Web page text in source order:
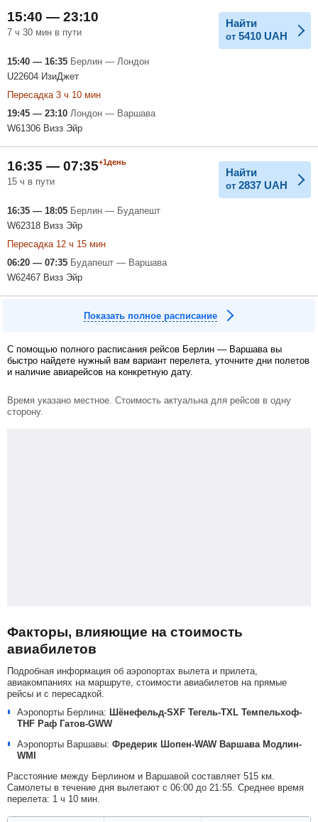
15:40 — 23:10
7 ч 30 мин в пути
Найти
от 5410 UAH
15:40 — 16:35 Берлин — Лондон
U22604 ИзиДжет
Пересадка 3 ч 10 мин
19:45 — 23:10 Лондон — Варшава
W61306 Визз Эйр
16:35 — 07:35+1день
15 ч в пути
Найти
от 2837 UAH
16:35 — 18:05 Берлин — Будапешт
W62318 Визз Эйр
Пересадка 12 ч 15 мин
06:20 — 07:35 Будапешт — Варшава
W62467 Визз Эйр
Показать полное расписание
С помощью полного расписания рейсов Берлин — Варшава вы
быстро найдете нужный вам вариант перелета, уточните дни полетов
и наличие авиарейсов на конкретную дату.
Время указано местное. Стоимость актуальна для рейсов в одну
сторону.
Факторы, влияющие на стоимость
авиабилетов
Подробная информация об аэропортах вылета и прилета,
авиакомпаниях на маршруте, стоимости авиабилетов на прямые
рейсы и с пересадкой.
Аэропорты Берлина: Шёнефельд-SXF Тегель-TXL Темпельхоф-
THF Раф Гатов-GWW
Аэропорты Варшавы: Фредерик Шопен-WAW Варшава Модлин-
WMI
Расстояние между Берлином и Варшавой составляет 515 км.
Самолеты в течение дня вылетают с 06:00 до 21:55. Среднее время
перелета: 1 ч 10 мин.